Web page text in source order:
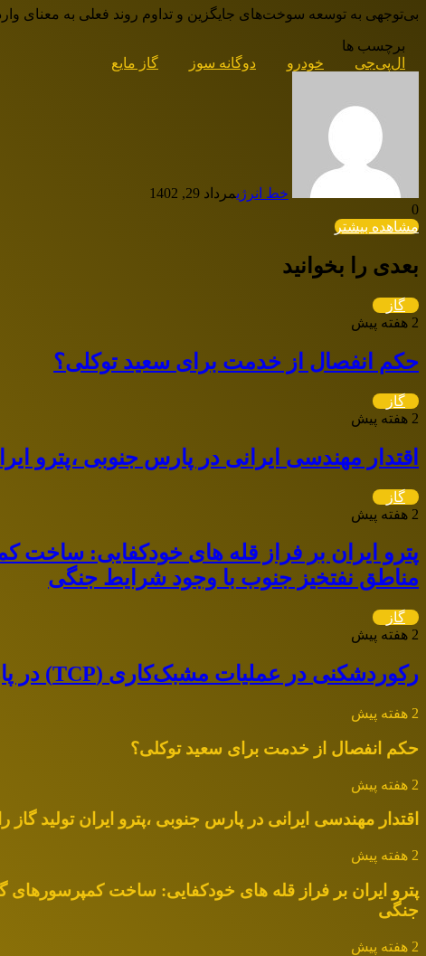
بی‌توجهی به توسعه سوخت‌های جایگزین و تداوم روند فعلی به معنای
برچسب ها
ال‌پی‌جی
خودرو دوگانه سوز گاز مایع
خط انرژیمرداد 29, 1402
0
مشاهده بیشتر
بعدی را بخوانید
گاز
2 هفته پیش
حکم انفصال از خدمت برای سعید توکلی؟
گاز
2 هفته پیش
اقتدار مهندسی ایرانی در پارس جنوبی ،پترو
گاز
2 هفته پیش
پترو ایران بر فراز قله های خودکفایی:
مناطق نفتخیز جنوب با وجود شرایط جنگی
گاز
2 هفته پیش
رکوردشکنی در عملیات مشبک‌کاری (TCP) در پارس جنوبی؛ ثبت دستاورد بی‌سابقه در صنعت حفاری کشور
2 هفته پیش
حکم انفصال از خدمت برای سعید توکلی؟
2 هفته پیش
اقتدار مهندسی ایرانی در پارس جنوبی ،پترو ایران تولید گاز
2 هفته پیش
پترو ایران بر فراز قله های خودکفایی: ساخت
جنگی
2 هفته پیش